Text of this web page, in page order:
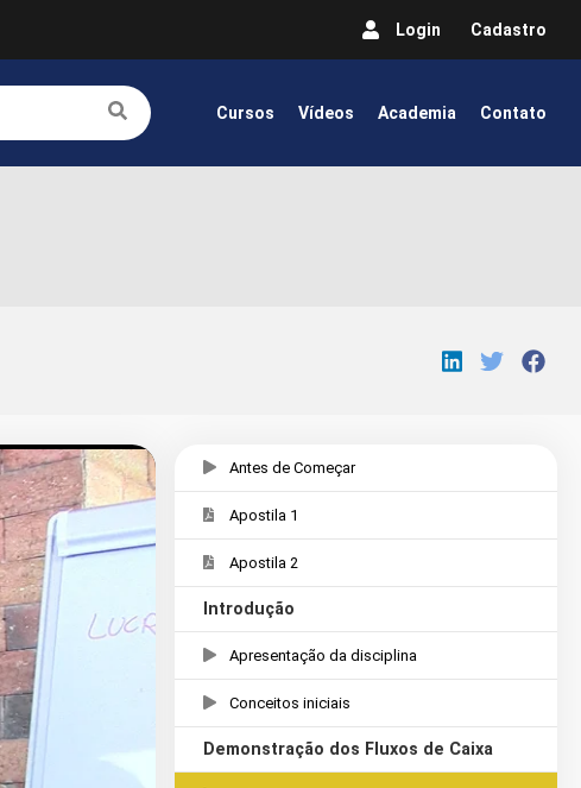
Login Cadastro
Cursos Vídeos Academia Contato
Antes de Começar
Apostila 1
Apostila 2
Introdução
Apresentação da disciplina
Conceitos iniciais
Demonstração dos Fluxos de Caixa